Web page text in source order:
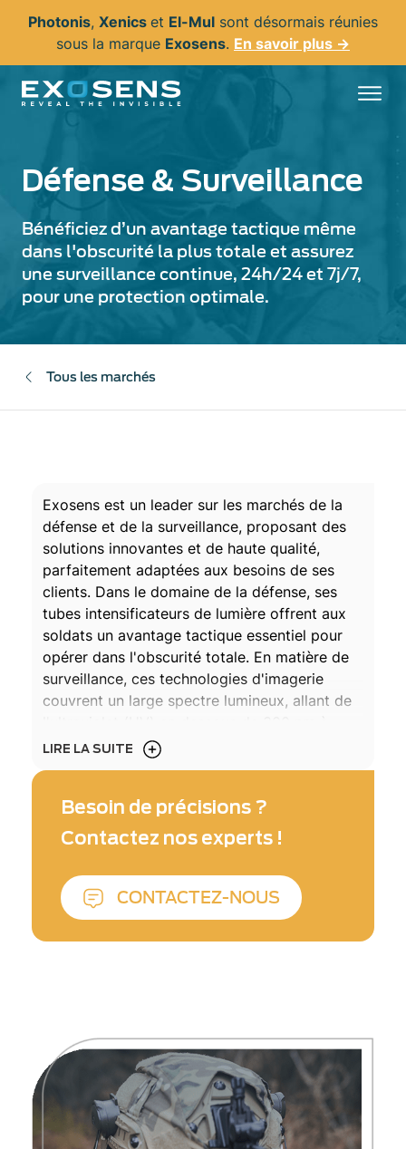
principal
Photonis, Xenics et El-Mul sont désormais réunies
sous la marque Exosens. En savoir plus →
Défense & Surveillance
Bénéficiez d’un avantage tactique même
dans l'obscurité la plus totale et assurez
une surveillance continue, 24h/24 et 7j/7,
pour une protection optimale.
Tous les marchés
Exosens est un leader sur les marchés de la
défense et de la surveillance, proposant des
solutions innovantes et de haute qualité,
parfaitement adaptées aux besoins de ses
clients. Dans le domaine de la défense, ses
tubes intensificateurs de lumière offrent aux
soldats un avantage tactique essentiel pour
opérer dans l'obscurité totale. En matière de
surveillance, ces technologies d'imagerie
couvrent un large spectre lumineux, allant de
l'infrarouge thermique (LWIR) jusqu'à 12 000
nm. Les solutions d'imagerie à bas niveau de
de jour comme de nuit, garantissant la
protection des sites critiques 24h/24, 7j/7.
LIRE LA SUITE
Besoin de précisions ?
Contactez nos experts !
CONTACTEZ-NOUS